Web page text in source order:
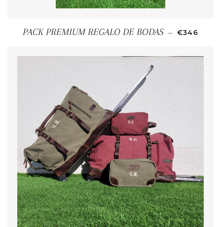
PACK PREMIUM REGALO DE BODAS — PRECIO
€346